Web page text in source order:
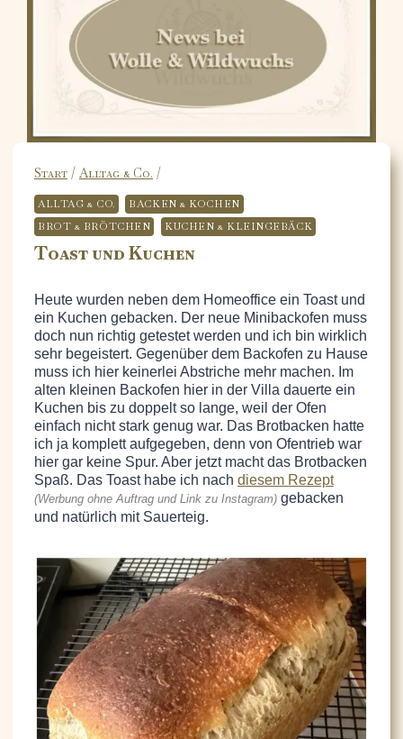
Start / Alltag & Co. /
ALLTAG & CO.
BACKEN & KOCHEN
BROT & BRÖTCHEN
KUCHEN & KLEINGEBÄCK
Toast und Kuchen
Heute wurden neben dem Homeoffice ein Toast und
ein Kuchen gebacken. Der neue Minibackofen muss
doch nun richtig getestet werden und ich bin wirklich
sehr begeistert. Gegenüber dem Backofen zu Hause
muss ich hier keinerlei Abstriche mehr machen. Im
alten kleinen Backofen hier in der Villa dauerte ein
Kuchen bis zu doppelt so lange, weil der Ofen
einfach nicht stark genug war. Das Brotbacken hatte
ich ja komplett aufgegeben, denn von Ofentrieb war
hier gar keine Spur. Aber jetzt macht das Brotbacken
Spaß. Das Toast habe ich nach diesem Rezept
(Werbung ohne Auftrag und Link zu Instagram) gebacken
und natürlich mit Sauerteig.